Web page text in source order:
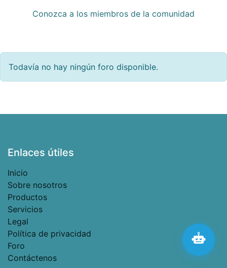
Conozca a los miembros de la comunidad
Todavía no hay ningún foro disponible.
Enlaces útiles
Inicio
Sobre nosotros
Productos
Servicios
Legal
Política de privacidad
Foro
Contáctenos